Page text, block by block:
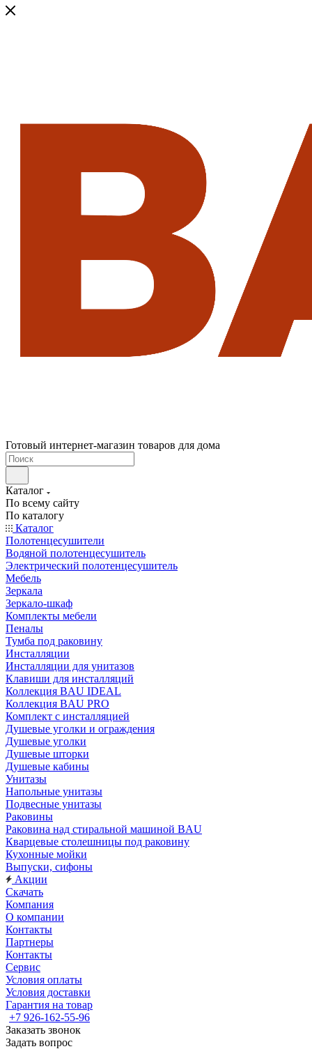
Готовый интернет-магазин товаров для дома
Каталог
По всему сайту
По каталогу
Каталог
Полотенцесушители
Водяной полотенцесушитель
Электрический полотенцесушитель
Мебель
Зеркала
Зеркало-шкаф
Комплекты мебели
Пеналы
Тумба под раковину
Инсталляции
Инсталляции для унитазов
Клавиши для инсталляций
Коллекция BAU IDEAL
Коллекция BAU PRO
Комплект с инсталляцией
Душевые уголки и ограждения
Душевые уголки
Душевые шторки
Душевые кабины
Унитазы
Напольные унитазы
Подвесные унитазы
Раковины
Раковина над стиральной машиной BAU
Кварцевые столешницы под раковину
Кухонные мойки
Выпуски, сифоны
Акции
Скачать
Компания
О компании
Контакты
Партнеры
Контакты
Сервис
Условия оплаты
Условия доставки
Гарантия на товар
+7 926-162-55-96
Заказать звонок
Задать вопрос